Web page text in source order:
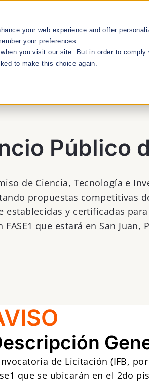
your web experience and offer
your preferences.
you visit our site. But in order to
to make this choice again.
RESEARCH
MEETUPS
& WORKFORCE
Público
de Ciencia, Tecnología e
propuestas competitivas
establecidas y certificadas
FASE1 que estará en San Juan,
de Licitación (IFB,
que se ubicarán en el 2do